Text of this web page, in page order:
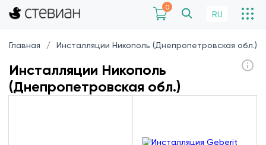
0
RU
Главная Инсталляции Никополь (Днепропетровская обл.)
Инсталляции Никополь
(Днепропетровская обл.)